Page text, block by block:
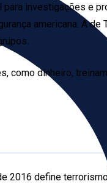
investigações e
americana. A
como dinheiro,
2016 define